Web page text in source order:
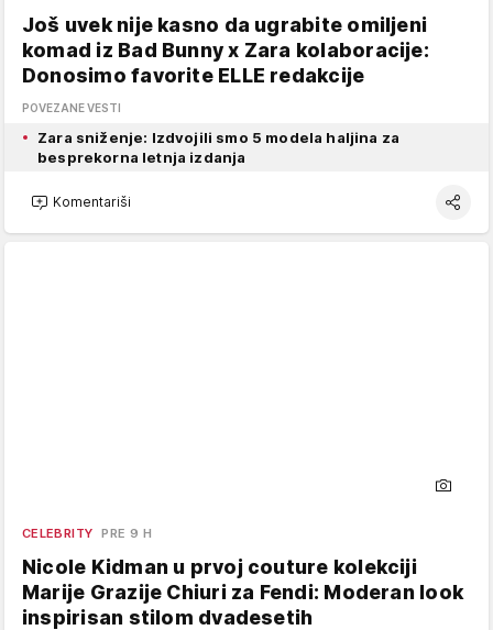
Još uvek nije kasno da ugrabite omiljeni
komad iz Bad Bunny x Zara kolaboracije:
Donosimo favorite ELLE redakcije
POVEZANE VESTI
Zara sniženje: Izdvojili smo 5 modela haljina za
besprekorna letnja izdanja
Komentariši
CELEBRITY PRE 9 H
Nicole Kidman u prvoj couture kolekciji
Marije Grazije Chiuri za Fendi: Moderan look
inspirisan stilom dvadesetih